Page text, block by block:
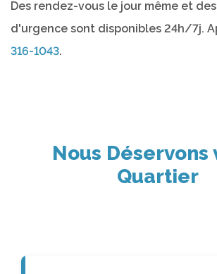
Des rendez-vous le jour même et
d'urgence sont disponibles 24h/7j.
316-1043.
Nous Déservons
Quartier